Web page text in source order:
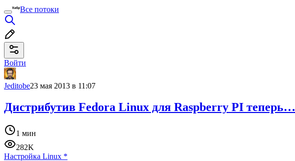
Все потоки
Войти
Jeditobe23 мая 2013 в 11:07
Дистрибутив Fedora Linux для Raspberry PI теперь…
1 мин
282K
Настройка Linux *